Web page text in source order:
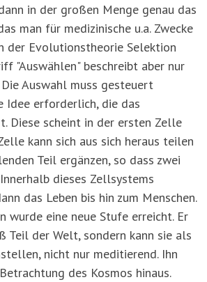
in der großen Menge genau das
man für medizinische u.a. Zwecke
der Evolutionstheorie Selektion
"Auswählen" beschreibt aber nur
Auswahl muss gesteuert
Idee erforderlich, die das
Diese scheint in der ersten Zelle
kann sich aus sich heraus teilen
Teil ergänzen, so dass zwei
dieses Zellsystems
das Leben bis hin zum Menschen.
wurde eine neue Stufe erreicht. Er
Teil der Welt, sondern kann sie als
nicht nur meditierend. Ihn
des Kosmos hinaus.